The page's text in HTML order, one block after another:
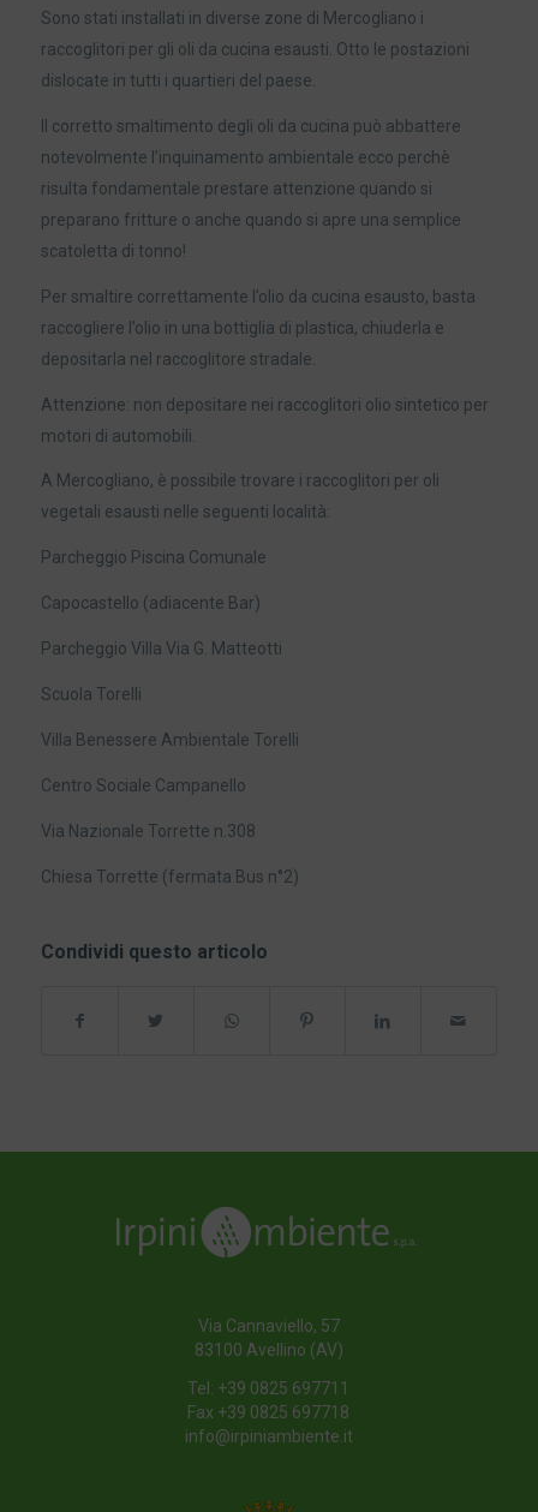
Sono stati installati in diverse zone di Mercogliano i
raccoglitori per gli oli da cucina esausti. Otto le postazioni
dislocate in tutti i quartieri del paese.
Il corretto smaltimento degli oli da cucina può abbattere
notevolmente l’inquinamento ambientale ecco perchè
risulta fondamentale prestare attenzione quando si
preparano fritture o anche quando si apre una semplice
scatoletta di tonno!
Per smaltire correttamente l’olio da cucina esausto, basta
raccogliere l’olio in una bottiglia di plastica, chiuderla e
depositarla nel raccoglitore stradale.
Attenzione: non depositare nei raccoglitori olio sintetico per
motori di automobili.
A Mercogliano, è possibile trovare i raccoglitori per oli
vegetali esausti nelle seguenti località:
Parcheggio Piscina Comunale
Capocastello (adiacente Bar)
Parcheggio Villa Via G. Matteotti
Scuola Torelli
Villa Benessere Ambientale Torelli
Centro Sociale Campanello
Via Nazionale Torrette n.308
Chiesa Torrette (fermata Bus n°2)
Condividi questo articolo
Via Cannaviello, 57
83100 Avellino (AV)
Tel: +39 0825 697711
Fax +39 0825 697718
info@irpiniambiente.it